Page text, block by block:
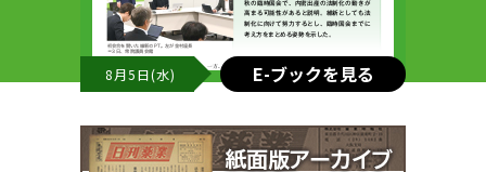
8月5日(水) E-ブックを見る